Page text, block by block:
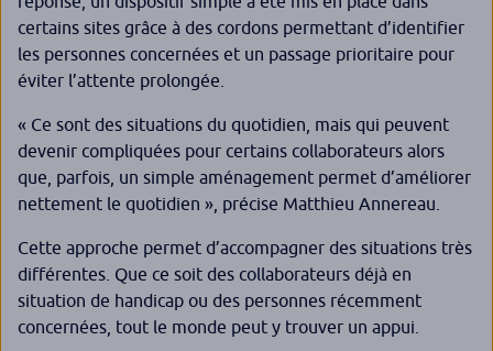
certains sites grâce à des cordons permettant d’identifier
les personnes concernées et un passage prioritaire pour
éviter l’attente prolongée.
« Ce sont des situations du quotidien, mais qui peuvent
devenir compliquées pour certains collaborateurs alors
que, parfois, un simple aménagement permet d’améliorer
nettement le quotidien », précise Matthieu Annereau.
Cette approche permet d’accompagner des situations très
différentes. Que ce soit des collaborateurs déjà en
situation de handicap ou des personnes récemment
concernées, tout le monde peut y trouver un appui.